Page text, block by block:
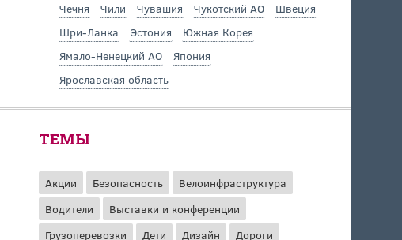
Чечня
Чили Чувашия Чукотский АО
Швеция
Шри-Ланка
Эстония
Южная Корея
Ямало-Ненецкий АО
Япония
Ярославская область
ТЕМЫ
Акции Безопасность
Велоинфраструктура
Водители
Выставки и конференции
Грузоперевозки
Дети Дизайн
Дороги